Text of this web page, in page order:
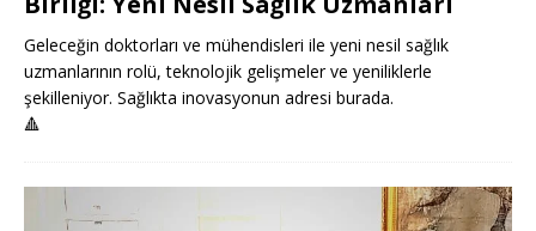
Geleceğin doktorları ve mühendisleri ile yeni nesil sağlık
uzmanlarının rolü, teknolojik gelişmeler ve yeniliklerle
şekilleniyor. Sağlıkta inovasyonun adresi burada.
🔺